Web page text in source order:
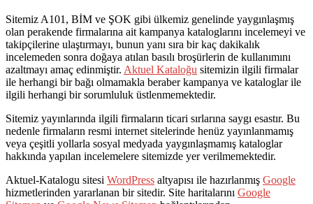
Sitemiz A101, BİM ve ŞOK gibi ülkemiz genelinde yaygınlaşmış
olan perakende firmalarına ait kampanya kataloglarını incelemeyi ve
takipçilerine ulaştırmayı, bunun yanı sıra bir kaç dakikalık
incelemeden sonra doğaya atılan basılı broşürlerin de kullanımını
azaltmayı amaç edinmiştir. Aktuel Kataloğu sitemizin ilgili firmalar
ile herhangi bir bağı olmamakla beraber kampanya ve kataloglar ile
ilgili herhangi bir sorumluluk üstlenmemektedir.
Sitemiz yayınlarında ilgili firmaların ticari sırlarına saygı esastır. Bu
nedenle firmaların resmi internet sitelerinde henüz yayınlanmamış
veya çeşitli yollarla sosyal medyada yaygınlaşmamış kataloglar
hakkında yapılan incelemelere sitemizde yer verilmemektedir.
Aktuel-Katalogu sitesi WordPress altyapısı ile hazırlanmış Google
hizmetlerinden yararlanan bir sitedir. Site haritalarını Google